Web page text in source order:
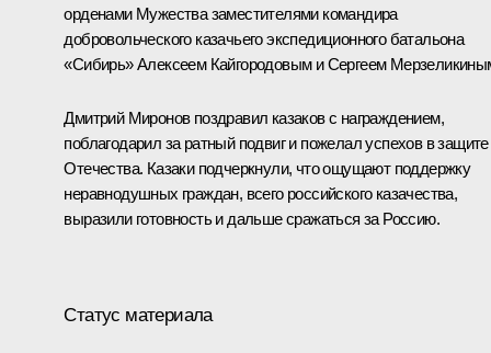
орденами Мужества заместителями командира
добровольческого казачьего экспедиционного батальона
«Сибирь» Алексеем Кайгородовым и Сергеем
Дмитрий Миронов поздравил казаков с награждением,
поблагодарил за ратный подвиг и пожелал успехов в защите
Отечества. Казаки подчеркнули, что ощущают поддержку
неравнодушных граждан, всего российского казачества,
выразили готовность и дальше сражаться за Россию.
Статус материала